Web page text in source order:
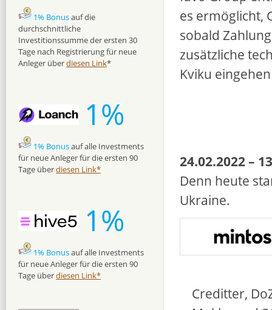
es ermöglicht,
sobald
zusätzliche
Kviku
24.02.2022 –
Denn heute
Ukraine.
Creditter,
1% Bonusauf die
durchschnittliche
Investitionssumme der ersten 30
Tage nach Registrierung für neue
Anleger überdiesen Link*
1%
1% Bonusauf alle Investments
für neue Anleger für die ersten 90
Tage überdiesen Link*
1%
1% Bonusauf alle Investments
für neue Anleger für die ersten 90
Tage überdiesen Link*